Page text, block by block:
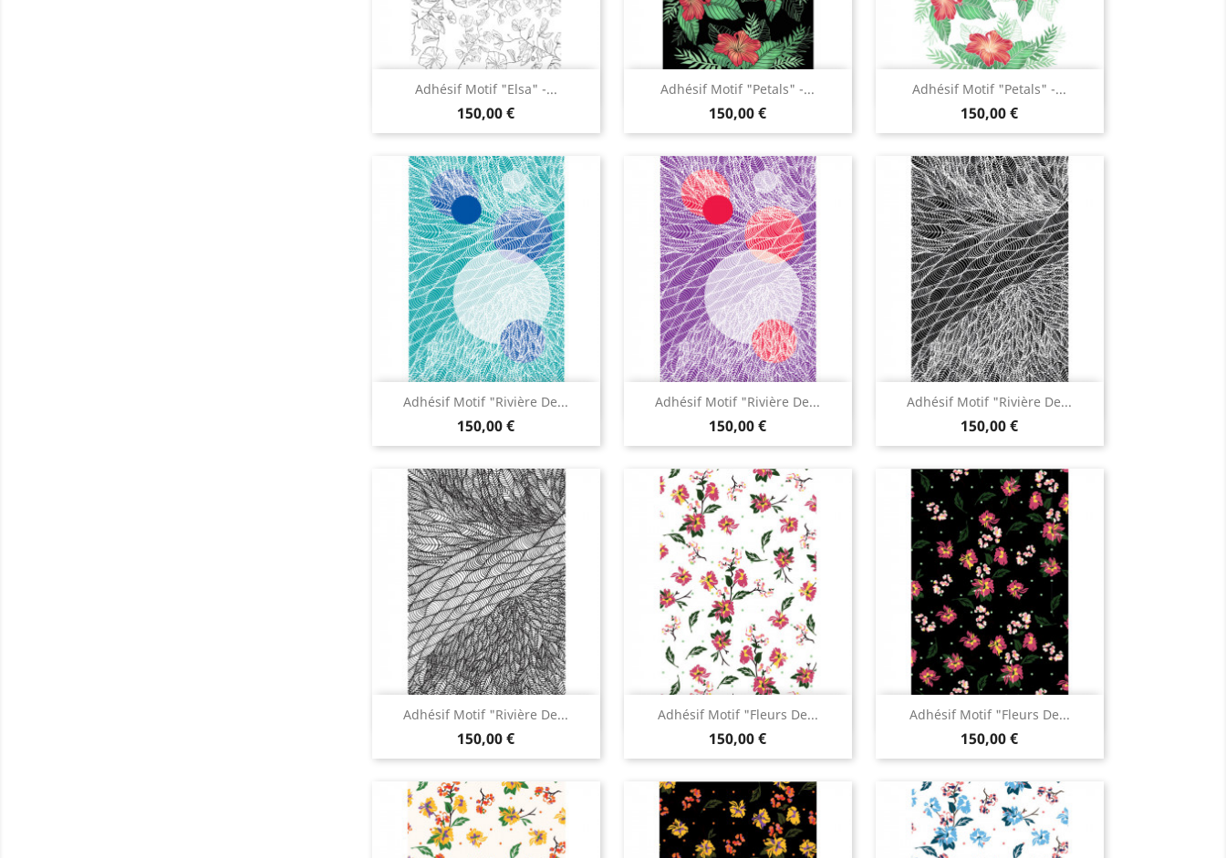
Adhésif Motif "Elsa" -...
150,00 €
Aperçu rapide Adhésif Motif "Petals" -...
150,00 €
Aperçu rapide Adhésif Motif "Petals" -...
150,00 €
Aperçu rapide
Adhésif Motif "Rivière De...
150,00 €
Aperçu rapide Adhésif Motif "Rivière De...
150,00 €
Aperçu rapide Adhésif Motif "Rivière De...
150,00 €
Aperçu rapide
Adhésif Motif "Rivière De...
150,00 €
Aperçu rapide Adhésif Motif "Fleurs De...
150,00 €
Aperçu rapide Adhésif Motif "Fleurs De...
150,00 €
Aperçu rapide